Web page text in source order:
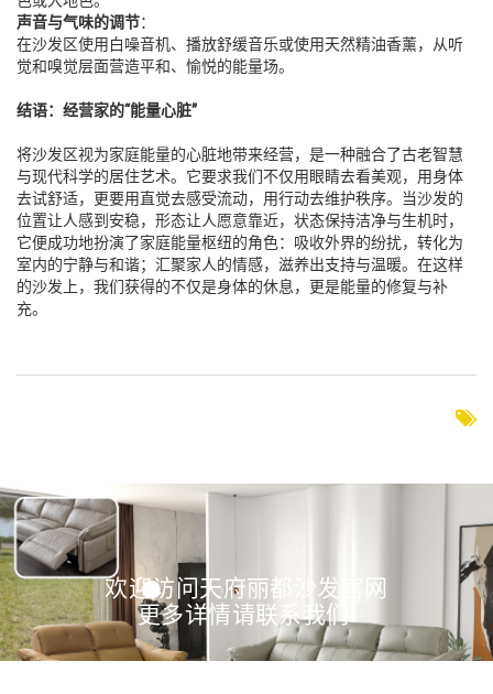
声音与气味的调节：
在沙发区使用白噪音机、播放舒缓音乐或使用天然精油香薰，从听
觉和嗅觉层面营造平和、愉悦的能量场。
结语：经营家的“能量心脏”
将沙发区视为家庭能量的心脏地带来经营，是一种融合了古老智慧
与现代科学的居住艺术。它要求我们不仅用眼睛去看美观，用身体
去试舒适，更要用直觉去感受流动，用行动去维护秩序。当沙发的
位置让人感到安稳，形态让人愿意靠近，状态保持洁净与生机时，
它便成功地扮演了家庭能量枢纽的角色：吸收外界的纷扰，转化为
室内的宁静与和谐；汇聚家人的情感，滋养出支持与温暖。在这样
的沙发上，我们获得的不仅是身体的休息，更是能量的修复与补
充。
欢迎访问天府丽都沙发官网
更多详情请联系我们!